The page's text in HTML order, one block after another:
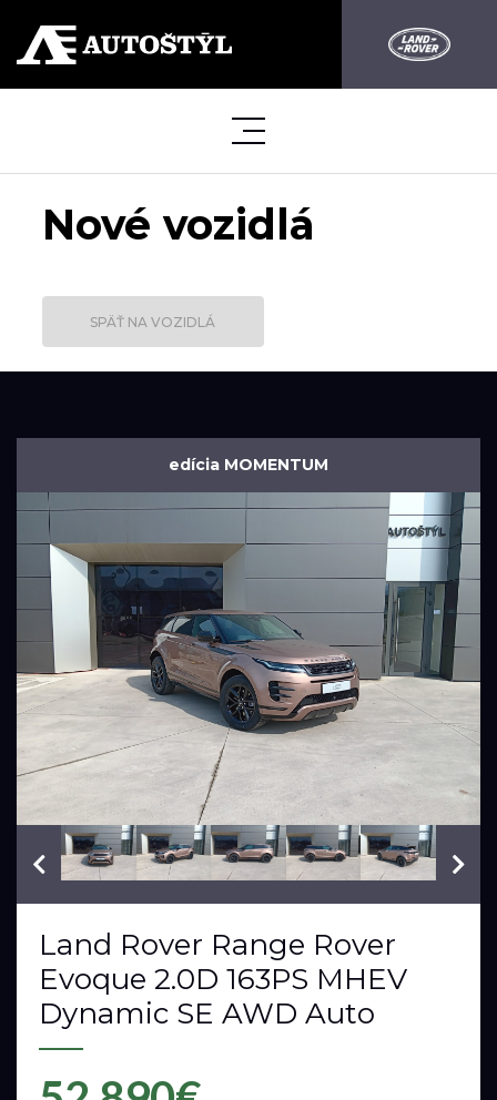
Nové vozidlá
SPÄŤ NA VOZIDLÁ
edícia MOMENTUM
VIN: SALZA2BN5TH318025
Land Rover Range Rover
Evoque 2.0D 163PS MHEV
Dynamic SE AWD Auto